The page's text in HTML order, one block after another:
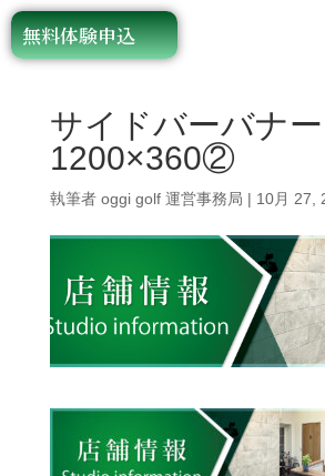
無料体験申込
サイドバーバナー
1200×360②
執筆者 oggi golf 運営事務局 | 10月 27,